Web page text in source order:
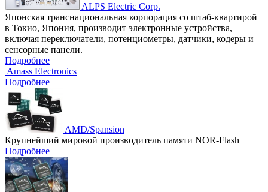
ALPS Electric Corp.
Японская транснациональная корпорация со штаб-квартирой
в Токио, Япония, производит электронные устройства,
включая переключатели, потенциометры, датчики, кодеры и
сенсорные панели.
Подробнее
Amass Electronics
Подробнее
AMD/Spansion
Крупнейший мировой производитель памяти NOR-Flash
Подробнее